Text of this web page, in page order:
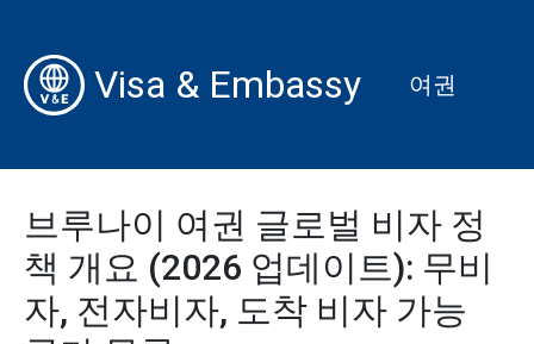
Visa & Embassy 여권
브루나이 여권 글로벌 비자 정
책 개요 (2026 업데이트): 무비
자, 전자비자, 도착 비자 가능